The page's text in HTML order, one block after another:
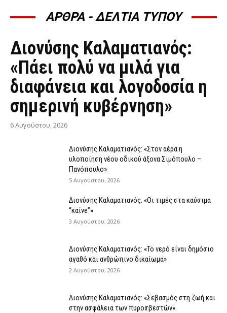
ΑΡΘΡΑ - ΔΕΛΤΙΑ ΤΥΠΟΥ
ΆΡΘΡΑ - ΔΕΛΤΊΑ ΤΎΠΟΥ
Διονύσης Καλαματιανός:
«Πάει πολύ να μιλά για
διαφάνεια και λογοδοσία η
σημερινή κυβέρνηση»
6 Αυγούστου, 2026
Διονύσης Καλαματιανός: «Στον αέρα η
υλοποίηση νέου οδικού άξονα Σιμόπουλο –
Πανόπουλο»
5 Αυγούστου, 2026
Διονύσης Καλαματιανός: «Οι τιμές στα καύσιμα
“καίνε”»
3 Αυγούστου, 2026
Διονύσης Καλαματιανός: «Το νερό είναι δημόσιο
αγαθό και ανθρώπινο δικαίωμα»
2 Αυγούστου, 2026
Διονύσης Καλαματιανός: «Σεβασμός στη ζωή και
στην ασφάλεια των πυροσβεστών»